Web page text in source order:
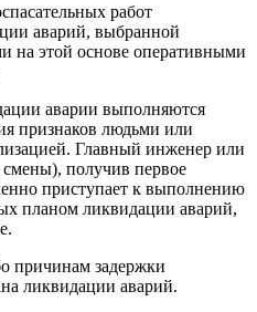
работ
аварий, выбранной
на этой основе оперативными
аварии выполняются
признаков людь­ми или
Главный инженер или
получив первое
приступает к выполнению
планом ликвидации аварий,
причинам задержки
ликвидации аварий.